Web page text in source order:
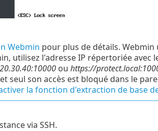
Webmin pour plus de détails. Webmin
utilisez l'adresse IP répertoriée avec
ou https://
seul son accès est bloqué dans le
la fonction d'extraction de base
via SSH.